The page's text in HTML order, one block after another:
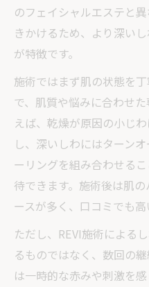
のフェイシャルエステと
きかけるため、より深い
が特徴です。
施術ではまず肌の状態を
で、肌質や悩みに合わせ
えば、乾燥が原因の小じ
し、深いしわにはターン
ーリングを組み合わせる
待できます。施術後は肌
ースが多く、口コミでも高
ただし、REVI施術による
るものではなく、数回の
は一時的な赤みや刺激を